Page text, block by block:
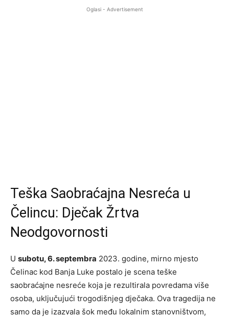
Oglasi - Advertisement
Teška Saobraćajna Nesreća u
Čelincu: Dječak Žrtva
Neodgovornosti
U subotu, 6. septembra 2023. godine, mirno mjesto
Čelinac kod Banja Luke postalo je scena teške
saobraćajne nesreće koja je rezultirala povredama više
osoba, uključujući trogodišnjeg dječaka. Ova tragedija ne
samo da je izazvala šok među lokalnim stanovništvom,